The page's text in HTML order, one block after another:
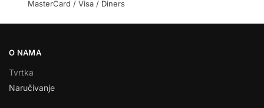
MasterCard / Visa / Diners
O NAMA
Tvrtka
Naručivanje